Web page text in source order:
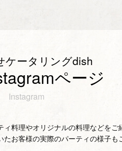
ケータリングdish
ページ
Instagram
ィ料理やオリジナルの料理などをご
たお客様の実際のパーティの様子も